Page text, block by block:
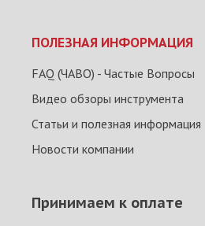
ПОЛЕЗНАЯ ИНФОРМАЦИЯ
FAQ (ЧАВО) - Частые Вопросы
Видео обзоры инструмента
Статьи и полезная информация
Новости компании
Принимаем к оплате